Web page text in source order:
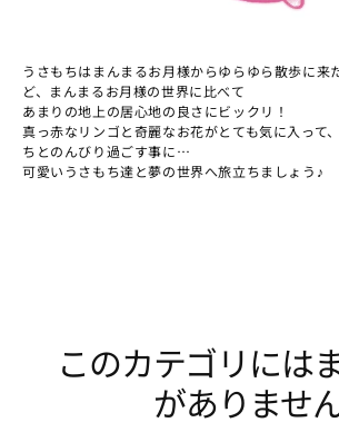
うさもちはまんまるお月様からゆらゆら散歩に来
ど、まんまるお月様の世界に比べて
あまりの地上の居心地の良さにビックリ！
真っ赤なリンゴと奇麗なお花がとても気に入って
ちとのんびり過ごす事に…
可愛いうさもち達と夢の世界へ旅立ちましょう♪
このカテゴリには
がありませ